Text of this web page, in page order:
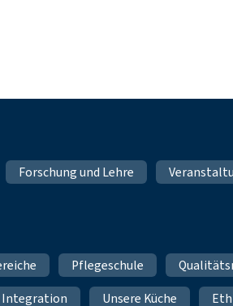
Forschung und Lehre
Pflegeschule
Integration Unsere Küche